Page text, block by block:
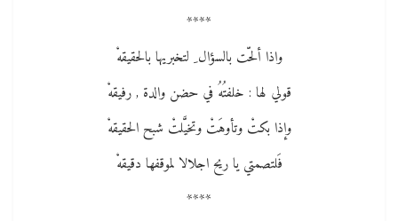
****
واذا ألحّت بالسؤال ِ لتخبريها بالحقيقهْ
قولي لها : خلفتُهُ في حضن والدة , رفيقهْ
وإذا بكتْ وتأوهَتْ وتخيَّلتْ شبح الحقيقهْ
فَلتصمتي يا ريح اجلالا لموقفها دقيقهْ
****